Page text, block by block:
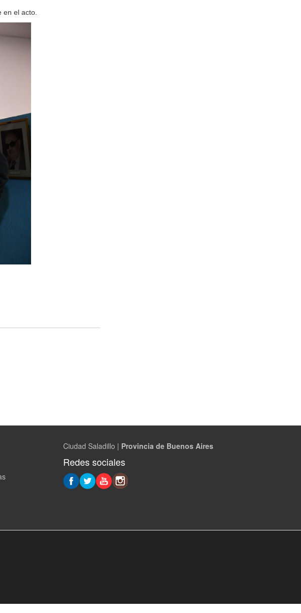
el acto.
Ciudad Saladillo | Provincia de Buenos Aires
Redes sociales